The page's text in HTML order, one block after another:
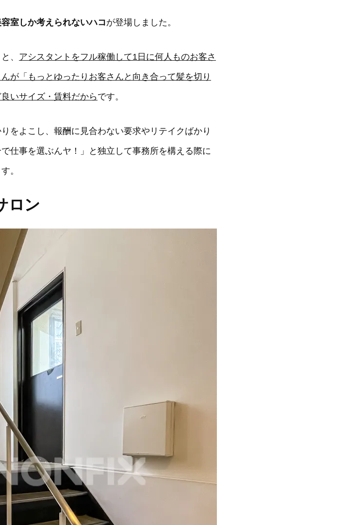
室しか考えられないハコが登場しました。
、 アシスタントをフル稼働して1日に何人ものお客さ
が「もっとゆったりお客さんと向き合って髪を切り
いサイズ・賃料だから です。
をよこし、報酬に見合わない要求やリテイクばかり
仕事を選ぶんヤ！」と独立して事務所を構える際に
。
ロン